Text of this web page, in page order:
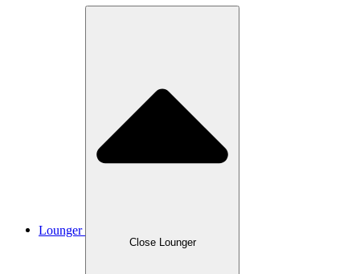
Lounger
Close Lounger